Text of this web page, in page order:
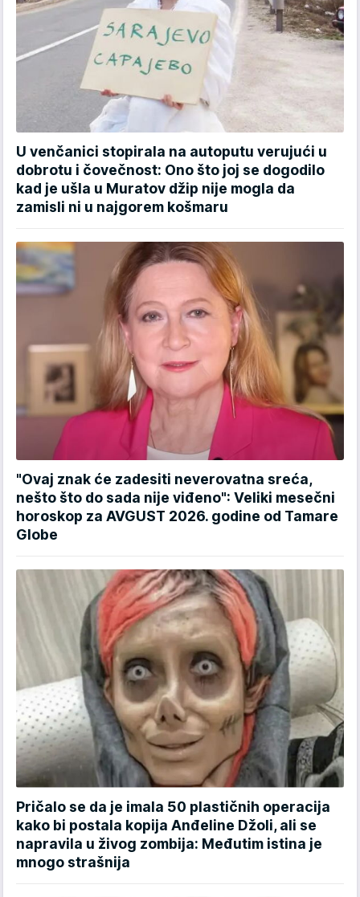
U venčanici stopirala na autoputu verujući u
dobrotu i čovečnost: Ono što joj se dogodilo
kad je ušla u Muratov džip nije mogla da
zamisli ni u najgorem košmaru
"Ovaj znak će zadesiti neverovatna sreća,
nešto što do sada nije viđeno": Veliki mesečni
horoskop za AVGUST 2026. godine od Tamare
Globe
Pričalo se da je imala 50 plastičnih operacija
kako bi postala kopija Anđeline Džoli, ali se
napravila u živog zombija: Međutim istina je
mnogo strašnija